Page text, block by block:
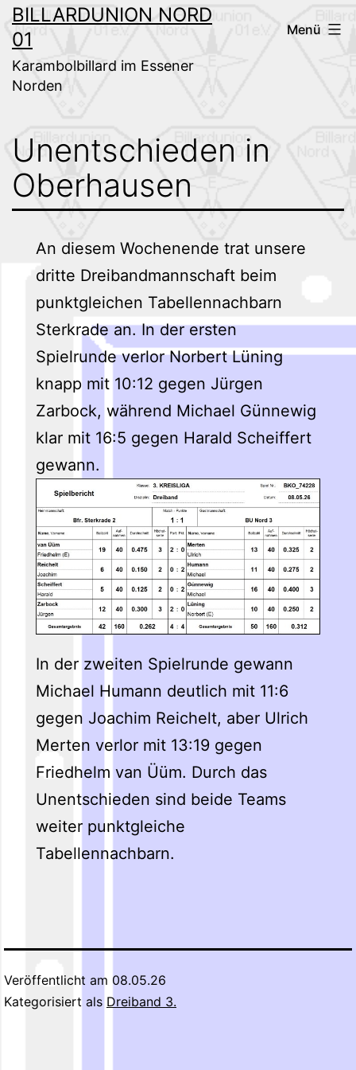
Zum
Inhalt
springen
BILLARDUNION NORD
01
Karambolbillard im Essener
Norden
Menü
Unentschieden in
Oberhausen
An diesem Wochenende trat unsere
dritte Dreibandmannschaft beim
punktgleichen Tabellennachbarn
Sterkrade an. In der ersten
Spielrunde verlor Norbert Lüning
knapp mit 10:12 gegen Jürgen
Zarbock, während Michael Günnewig
klar mit 16:5 gegen Harald Scheiffert
gewann.
In der zweiten Spielrunde gewann
Michael Humann deutlich mit 11:6
gegen Joachim Reichelt, aber Ulrich
Merten verlor mit 13:19 gegen
Friedhelm van Üüm. Durch das
Unentschieden sind beide Teams
weiter punktgleiche
Tabellennachbarn.
Veröffentlicht am 08.05.26
Kategorisiert als Dreiband 3.